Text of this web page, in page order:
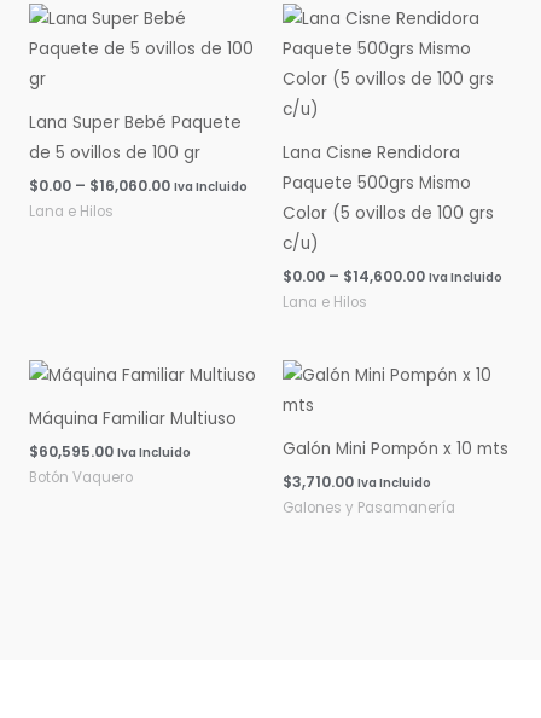
Lana Super Bebé Paquete
de 5 ovillos de 100 gr
$0.00 – $16,060.00
Rango
de
precios:
$16,060.00
Iva Incluido
Lana e Hilos
Lana Cisne Rendidora
Paquete 500grs Mismo
Color (5 ovillos de 100 grs
c/u)
$0.00 – $14,600.00
Rango
de
precios:
desde
$0.00
Iva Incluido
Lana e Hilos
Máquina Familiar Multiuso
$60,595.00 Iva Incluido
Botón Vaquero
Galón Mini Pompón x 10 mts
$3,710.00 Iva Incluido
Galones y Pasamanería